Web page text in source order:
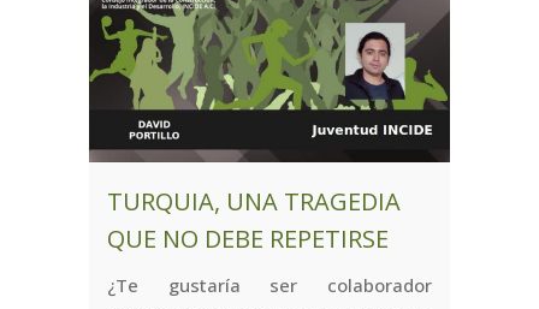
TURQUIA, UNA TRAGEDIA
QUE NO DEBE REPETIRSE
¿Te gustaría ser colaborador